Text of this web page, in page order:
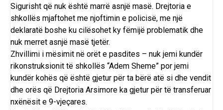
Sigurisht që nuk është marrë asnjë masë. Drejtoria e
shkollës mjaftohet me njoftimin e policisë, me një
deklaratë boshe ku cilësohet ky fëmijë problematik dhe
nuk merret asnjë masë tjetër.
Zhvillimi i mësimit në orët e pasdites – nuk jemi kundër
rikonstruksionit të shkollës “Adem Sheme” por jemi
kundër kohës që është gjetur për ta bërë atë si dhe vendit
dhe orës që Drejtoria Arsimore ka gjetur për të transferuar
nxënësit e 9-vjeçares.